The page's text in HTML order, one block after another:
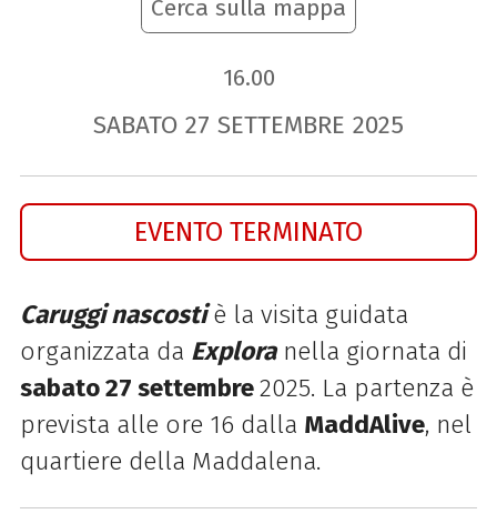
Cerca sulla mappa
16.00
SABATO 27 SETTEMBRE 2025
EVENTO TERMINATO
Caruggi nascostiè la visita guidata
organizzata da Explora nella giornata di
sabato 27 settembre2025. La partenza è
prevista alle ore 16 dalla MaddAlive, nel
quartiere della Maddalena.